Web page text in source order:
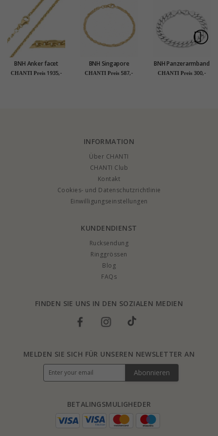
BNH Anker facet
halskette aus 14
CHANTI Preis 1935,-
BNH Singapore
Armband aus 14
CHANTI Preis 587,-
BNH Panzerarmband
aus Silber 18,5 cm x
CHANTI Preis 300,-
INFORMATION
Über CHANTI
CHANTI Club
Kontakt
Cookies- und Datenschutzrichtlinie
Einwilligungseinstellungen
KUNDENDIENST
Rucksendung
Ringgrössen
Blog
FAQs
FINDEN SIE UNS IN DEN SOZIALEN MEDIEN
BETALINGSMULIGHEDER
MELDEN SIE SICH FÜR UNSEREN NEWSLETTER AN
Abonnieren